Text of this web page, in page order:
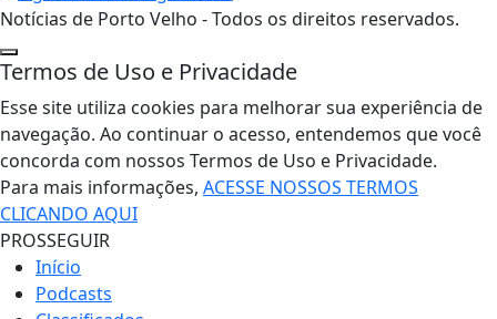
Notícias de Porto Velho - Todos os direitos reservados.
Termos de Uso e Privacidade
Esse site utiliza cookies para melhorar sua experiência de
navegação. Ao continuar o acesso, entendemos que você
concorda com nossos Termos de Uso e Privacidade.
Para mais informações, ACESSE NOSSOS TERMOS
CLICANDO AQUI
PROSSEGUIR
Início
Podcasts